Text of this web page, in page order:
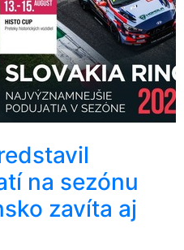
na sezónu
zavíta aj